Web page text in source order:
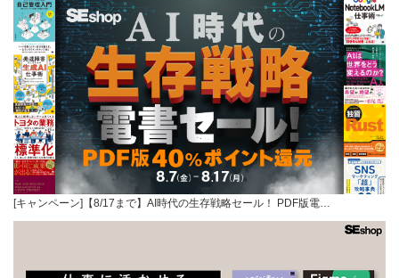
[キャンペーン]【8/17まで】AI時代の生存戦略セール！ PDF版電…